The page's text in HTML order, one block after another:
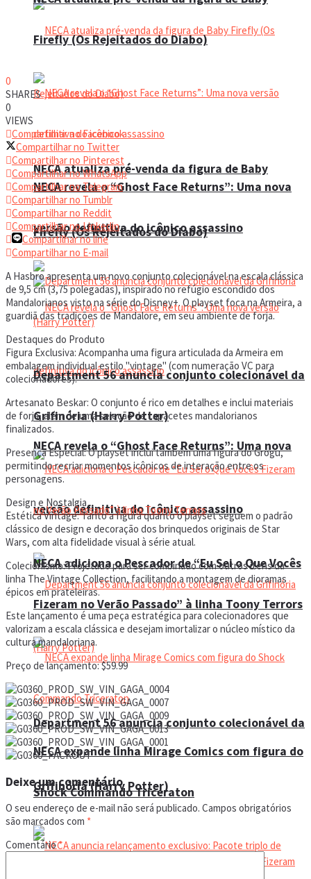
NECA atualiza pré-venda da figura de Baby
Firefly (Os Rejeitados do Diabo)
NECA revela o “Ghost Face Returns”: Uma nova
versão definitiva do icônico assassino
Department 56 anuncia conjunto colecionável da
Grifinória (Harry Potter)
Firefly (Os Rejeitados do Diabo)
NECA revela o “Ghost Face Returns”: Uma nova
versão definitiva do icônico assassino
Department 56 anuncia conjunto colecionável da
Grifinória (Harry Potter)
NECA adiciona o Pescador de “Eu Sei o Que Vocês
Fizeram no Verão Passado” à linha Toony Terrors
NECA expande linha Mirage Comics com figura do
Shock Commando Triceraton
0
SHARES
0
VIEWS
Compartilhar no Facebook
Compartilhar no Twitter
Compartilhar no Pinterest
Compartilhar no WhatsApp
Compartilhar no Telegram
Compartilhar no Tumblr
Compartilhar no Reddit
Compartilhar no Linkedin
Compartilhar no line
Compartilhar no E-mail
A Hasbro apresenta um novo conjunto colecionável na escala clássica
de 9,5 cm (3,75 polegadas), inspirado no refúgio escondido dos
Mandalorianos visto na série do Disney+. O playset foca na Armeira, a
guardiã das tradições de Mandalore, em seu ambiente de forja.
Destaques do Produto
Figura Exclusiva: Acompanha uma figura articulada da Armeira em
embalagem individual estilo "vintage" (com numeração VC para
colecionadores).
Artesanato Beskar: O conjunto é rico em detalhes e inclui materiais
de forja, além de uma seleção de capacetes mandalorianos
finalizados.
Presença Especial: O playset inclui também uma figura do Grogu,
permitindo recriar momentos icônicos de interação entre os
personagens.
Design e Nostalgia
Estética Vintage: Tanto a figura quanto o playset seguem o padrão
clássico de design e decoração dos brinquedos originais de Star
Wars, com alta fidelidade visual à série atual.
Colecionismo: Projetado para ser combinado com outros itens da
linha The Vintage Collection, facilitando a montagem de dioramas
épicos em prateleiras.
Este lançamento é uma peça estratégica para colecionadores que
valorizam a escala clássica e desejam imortalizar o núcleo místico da
cultura mandaloriana.
Preço de lançamento: $59.99
Deixe um comentário
O seu endereço de e-mail não será publicado. Campos obrigatórios
são marcados com *
Comentário*